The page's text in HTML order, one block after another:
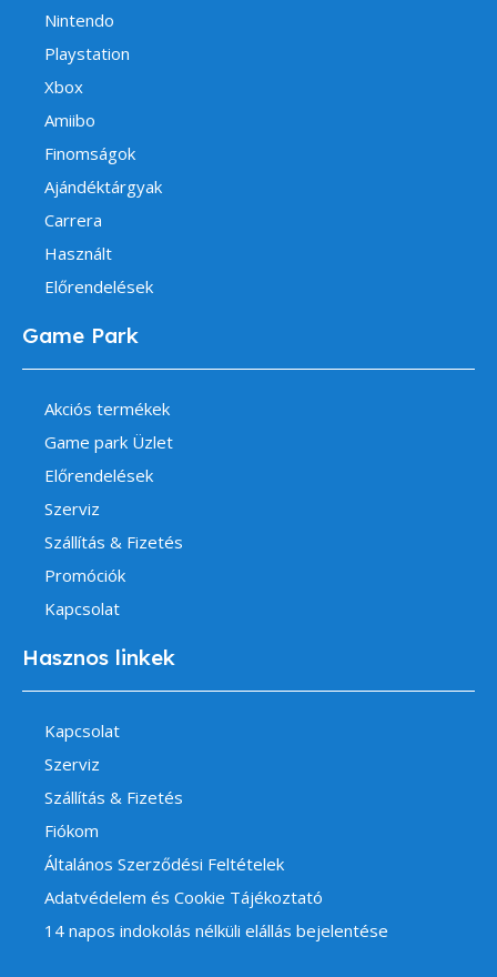
Nintendo
Playstation
Xbox
Amiibo
Finomságok
Ajándéktárgyak
Carrera
Használt
Előrendelések
Game Park
Akciós termékek
Game park Üzlet
Előrendelések
Szerviz
Szállítás & Fizetés
Promóciók
Kapcsolat
Hasznos linkek
Kapcsolat
Szerviz
Szállítás & Fizetés
Fiókom
Általános Szerződési Feltételek
Adatvédelem és Cookie Tájékoztató
14 napos indokolás nélküli elállás bejelentése